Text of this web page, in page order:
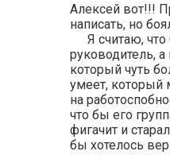
Алексей вот!!!
написать, но
Я считаю,
руководитель,
который чуть
умеет, который
на
что бы его
фигачит и
бы хотелось